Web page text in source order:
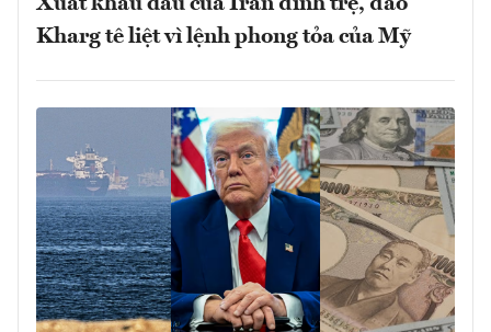
Xuất khẩu dầu của Iran đình trệ, đảo
Kharg tê liệt vì lệnh phong tỏa của Mỹ